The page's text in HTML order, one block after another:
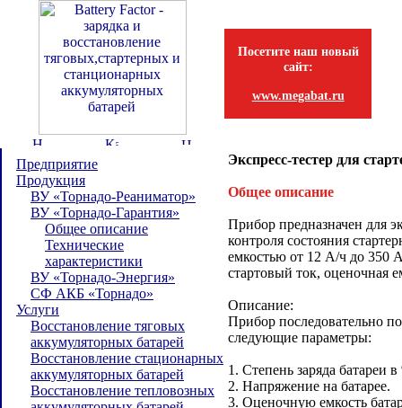
Посетите наш новый
сайт:
www.megabat.ru
Предприятие
Продукция
ВУ «Торнадо-Реаниматор»
ВУ «Торнадо-Гарантия»
Общее описание
Технические
характеристики
ВУ «Торнадо-Энергия»
СФ АКБ «Торнадо»
Услуги
Восстановление тяговых
аккумуляторных батарей
Восстановление стационарных
аккумуляторных батарей
Восстановление тепловозных
Экспресс-тестер для
Общее описание
Прибор предназначен для
контроля состояния
емкостью от 12 А/ч до 350
стартовый ток, оценочная
Описание:
Прибор последовательно
следующие параметры:
1. Степень заряда батареи в
2. Напряжение на батарее.
3. Оценочную емкость